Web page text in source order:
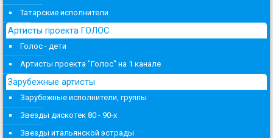
Татарские исполнители
Артисты проекта ГОЛОС
Голос - дети
Артисты проекта "Голос" на 1 канале
Зарубежные артисты
Зарубежные исполнители, группы
Звезды дискотек 80 - 90-х
Звезды итальянской эстрады